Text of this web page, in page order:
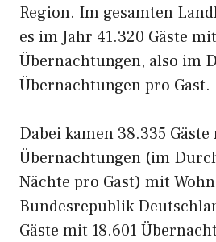
Region. Im gesamten
es im Jahr 41.320 Gäste
Übernachtungen, also im
Übernachtungen pro Gast.
Dabei kamen 38.335
Übernachtungen (im
Nächte pro Gast) mit
Bundesrepublik
Gäste mit 18.601